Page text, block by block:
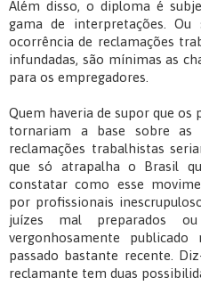
Além disso, o diploma é
gama de interpretações. Ou
ocorrência de reclamações
infundadas, são mínimas as
para os empregadores.
Quem haveria de supor que
tornariam a base sobre as
reclamações trabalhistas
que só atrapalha o Brasil
constatar como esse
por profissionais
juízes mal preparados
vergonhosamente
passado bastante recente.
reclamante tem duas